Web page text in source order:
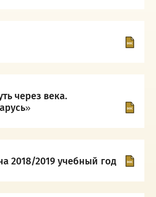
через века.
2018/2019 учебный год